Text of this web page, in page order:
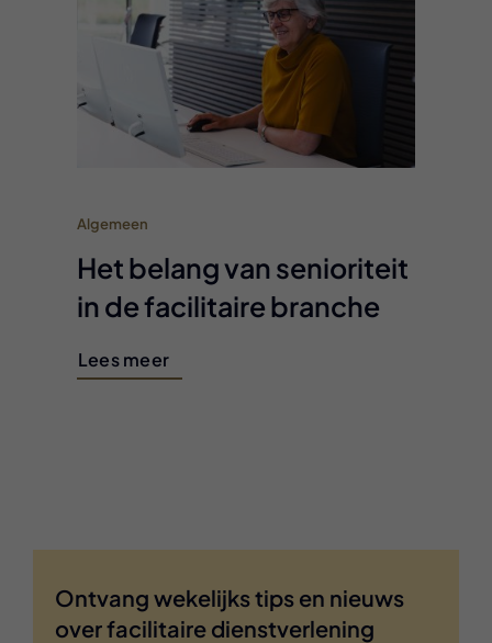
Algemeen
Het belang van senioriteit
in de facilitaire branche
Lees meer
Ontvang wekelijks tips en nieuws
over facilitaire dienstverlening